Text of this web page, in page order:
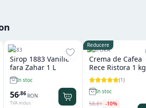
1883
Sirop 1883 Vanilie
fara Zahar 1 L
In stoc
56,86 RON
TVA inclus
Reducere
RISTORA
Crema de Cafea
Rece Ristora 1 kg
(1)
In stoc
58,81 -10%